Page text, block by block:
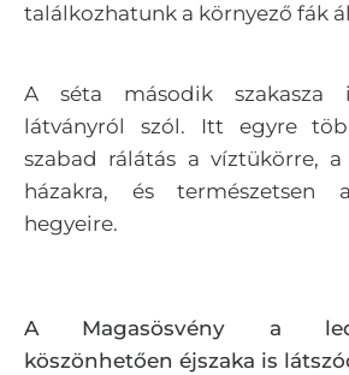
találkozhatunk a környező fák
A séta második
látványról szól. Itt egyre
szabad rálátás a víztükörre,
házakra, és természetsen
hegyeire.
A Magasösvény a
köszönhetően éjszaka is